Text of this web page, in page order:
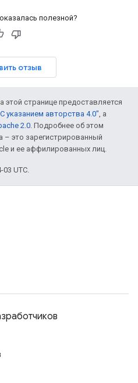
полезной?
отзыв
этой странице предоставляется
указанием авторства 4.0", а
2.0. Подробнее об этом
– это зарегистрированный
и ее аффилированных лиц.
UTC.